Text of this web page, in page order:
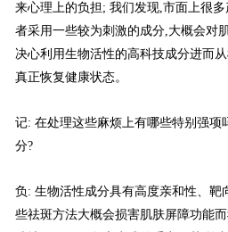
来心理上的负担; 我们发现,市面上很
者采用一些较为刺激的成分,大概会对
决心利用生物活性的高科技成分进而
真正恢复健康状态。
记: 在处理这些麻烦上有哪些特别强项
分?
负: 生物活性成分具有高度亲和性、靶
些祛斑方法大概会损害肌肤屏障功能